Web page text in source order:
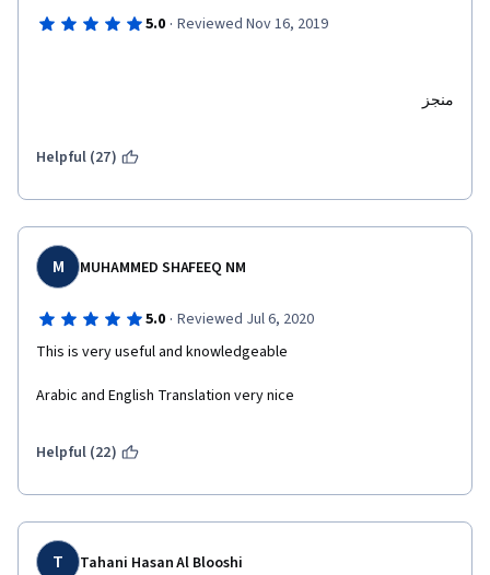
5.0 · Reviewed Nov 16, 2019
منجز
Helpful (27)
M MUHAMMED SHAFEEQ NM
5.0 · Reviewed Jul 6, 2020
This is very useful and knowledgeable
Arabic and English Translation very nice
Helpful (22)
T Tahani Hasan Al Blooshi